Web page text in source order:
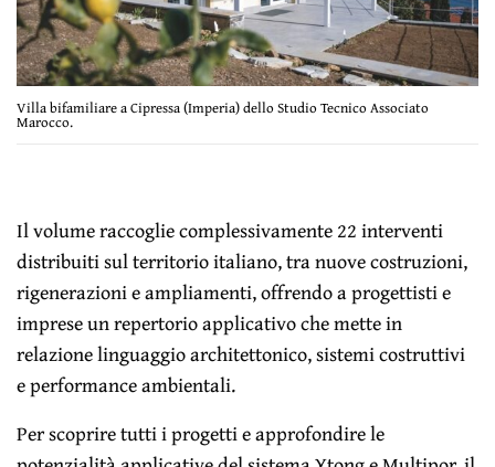
Villa bifamiliare a Cipressa (Imperia) dello Studio Tecnico Associato
Marocco.
Il volume raccoglie complessivamente 22 interventi
distribuiti sul territorio italiano, tra nuove costruzioni,
rigenerazioni e ampliamenti, offrendo a progettisti e
imprese un repertorio applicativo che mette in
relazione linguaggio architettonico, sistemi costruttivi
e performance ambientali.
Per scoprire tutti i progetti e approfondire le